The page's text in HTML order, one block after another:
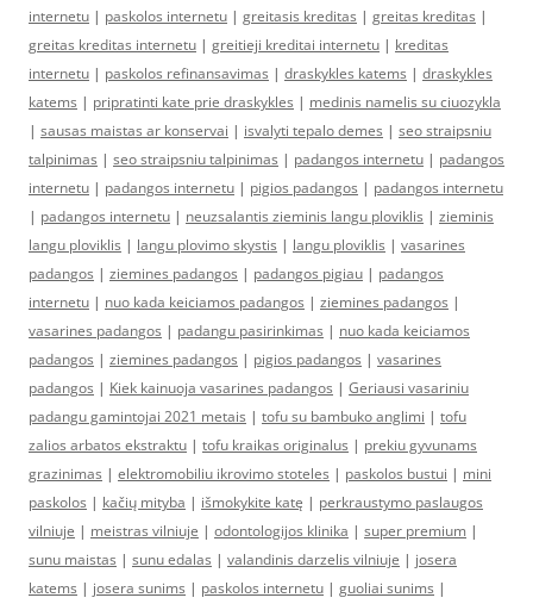
internetu | paskolos internetu | greitasis kreditas | greitas kreditas |
greitas kreditas internetu | greitieji kreditai internetu | kreditas
internetu | paskolos refinansavimas | draskykles katems | draskykles
katems | pripratinti kate prie draskykles | medinis namelis su ciuozykla
| sausas maistas ar konservai | isvalyti tepalo demes | seo straipsniu
talpinimas | seo straipsniu talpinimas | padangos internetu | padangos
internetu | padangos internetu | pigios padangos | padangos internetu
| padangos internetu | neuzsalantis zieminis langu ploviklis | zieminis
langu ploviklis | langu plovimo skystis | langu ploviklis | vasarines
padangos | ziemines padangos | padangos pigiau | padangos
internetu | nuo kada keiciamos padangos | ziemines padangos |
vasarines padangos | padangu pasirinkimas | nuo kada keiciamos
padangos | ziemines padangos | pigios padangos | vasarines
padangos | Kiek kainuoja vasarines padangos | Geriausi vasariniu
padangu gamintojai 2021 metais | tofu su bambuko anglimi | tofu
zalios arbatos ekstraktu | tofu kraikas originalus | prekiu gyvunams
grazinimas | elektromobiliu ikrovimo stoteles | paskolos bustui | mini
paskolos | kačių mityba | išmokykite katę | perkraustymo paslaugos
vilniuje | meistras vilniuje | odontologijos klinika | super premium |
sunu maistas | sunu edalas | valandinis darzelis vilniuje | josera
katems | josera sunims | paskolos internetu | guoliai sunims |